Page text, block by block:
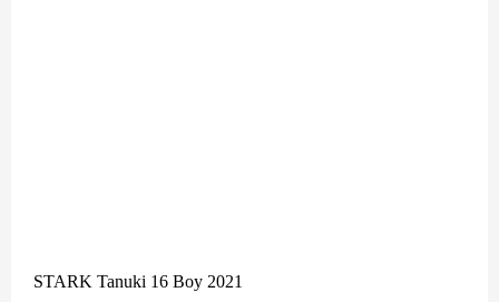
STARK Tanuki 16 Boy 2021